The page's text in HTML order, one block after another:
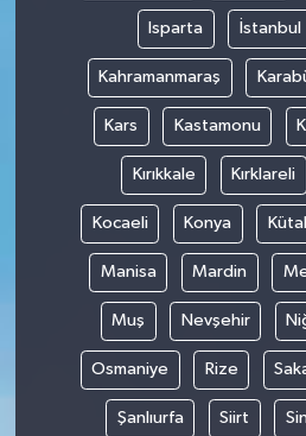
Isparta İstanbul
Kahramanmaraş
Kars Kastamonu
Kırıkkale Kırklareli
Kocaeli Konya
Manisa Mardin
Muş Nevşehir
Osmaniye Rize
Şanlıurfa Siirt